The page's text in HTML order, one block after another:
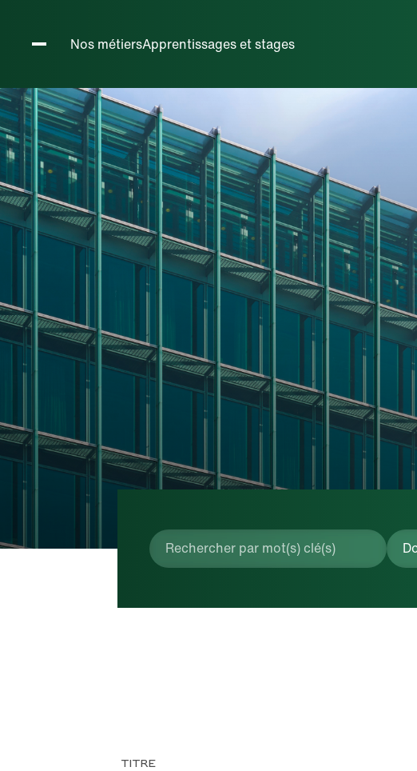
Nos métiersApprentissages et stages
TITRE